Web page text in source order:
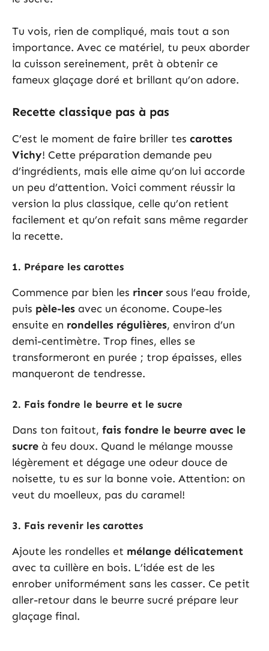
Tu vois, rien de compliqué, mais tout a son
importance. Avec ce matériel, tu peux aborder
la cuisson sereinement, prêt à obtenir ce
fameux glaçage doré et brillant qu’on adore.
Recette classique pas à pas
C’est le moment de faire briller tes carottes
Vichy! Cette préparation demande peu
d’ingrédients, mais elle aime qu’on lui accorde
un peu d’attention. Voici comment réussir la
version la plus classique, celle qu’on retient
facilement et qu’on refait sans même regarder
la recette.
1. Prépare les carottes
Commence par bien les rincer sous l’eau froide,
puis pèle-les avec un économe. Coupe-les
ensuite en rondelles régulières, environ d’un
demi-centimètre. Trop fines, elles se
transformeront en purée ; trop épaisses, elles
manqueront de tendresse.
2. Fais fondre le beurre et le sucre
Dans ton faitout, fais fondre le beurre avec le
sucre à feu doux. Quand le mélange mousse
légèrement et dégage une odeur douce de
noisette, tu es sur la bonne voie. Attention: on
veut du moelleux, pas du caramel!
3. Fais revenir les carottes
Ajoute les rondelles et mélange délicatement
avec ta cuillère en bois. L’idée est de les
enrober uniformément sans les casser. Ce petit
aller-retour dans le beurre sucré prépare leur
glaçage final.